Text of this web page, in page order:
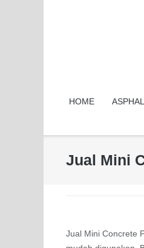
HOME
Jual Mini
Jual Mini Concrete